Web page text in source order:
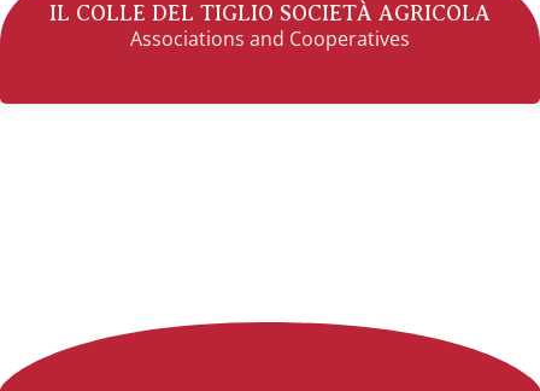
IL COLLE DEL TIGLIO SOCIETÀ AGRICOLA
Associations and Cooperatives